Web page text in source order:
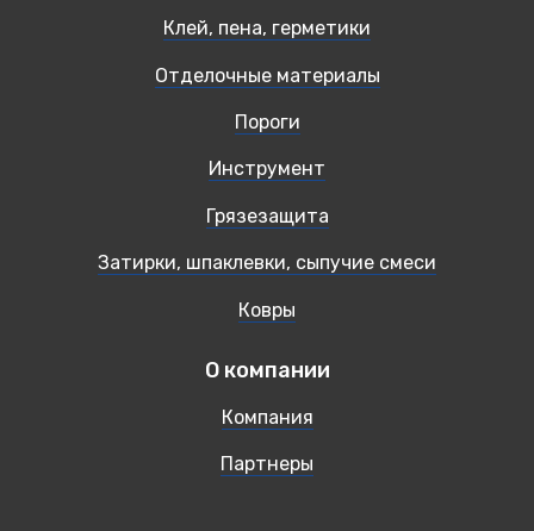
Клей, пена, герметики
Отделочные материалы
Пороги
Инструмент
Грязезащита
Затирки, шпаклевки, сыпучие смеси
Ковры
О компании
Компания
Партнеры